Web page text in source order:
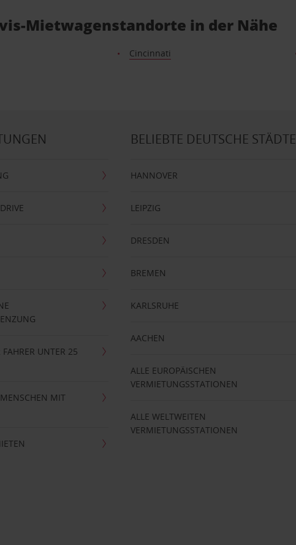
Mietwagenstandorte in der Nähe
Cincinnati
UNTER 25
MIT
BELIEBTE DEUTSCHE STÄDTE
HANNOVER
LEIPZIG
DRESDEN
BREMEN
KARLSRUHE
AACHEN
ALLE EUROPÄISCHEN
VERMIETUNGSSTATIONEN
ALLE WELTWEITEN
VERMIETUNGSSTATIONEN